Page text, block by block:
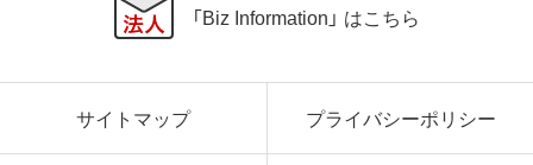
「Biz Information」 はこちら
サイトマップ プライバシーポリシー